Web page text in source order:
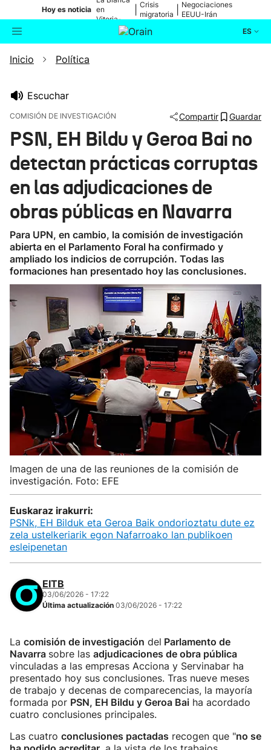
Hoy es noticia en
Vitoria-
Gasteiz
Crisis
migratoria
Negociaciones
EEUU-Irán
ES
Buscador
Ikusmiran
Eguraldia
Inicio Política
Escuchar
COMISIÓN DE INVESTIGACIÓN Compartir Guardar
PSN, EH Bildu y Geroa Bai no
detectan prácticas corruptas
en las adjudicaciones de
obras públicas en Navarra
Para UPN, en cambio, la comisión de investigación
abierta en el Parlamento Foral ha confirmado y
ampliado los indicios de corrupción. Todas las
formaciones han presentado hoy las conclusiones.
Imagen de una de las reuniones de la comisión de
investigación. Foto: EFE
Euskaraz irakurri:
PSNk, EH Bilduk eta Geroa Baik ondorioztatu dute ez
zela ustelkeriarik egon Nafarroako lan publikoen
esleipenetan
EITB
03/06/2026 - 17:22
Última actualización 03/06/2026 - 17:22
La comisión de investigación del Parlamento de
Navarra sobre las adjudicaciones de obra pública
vinculadas a las empresas Acciona y Servinabar ha
presentado hoy sus conclusiones. Tras nueve meses
de trabajo y decenas de comparecencias, la mayoría
formada por PSN, EH Bildu y Geroa Bai ha acordado
cuatro conclusiones principales.
Las cuatro conclusiones pactadas recogen que "no se